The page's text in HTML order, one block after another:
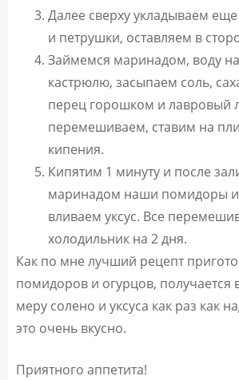
Далее сверху укладываем
и петрушки, оставляем в
Займемся маринадом, воду
кастрюлю, засыпаем соль,
перец горошком и лавровый
перемешиваем, ставим на
кипения.
Кипятим 1 минуту и после
маринадом наши помидоры и
вливаем уксус. Все
холодильник на 2 дня.
Как по мне лучший рецепт
помидоров и огурцов, получается
меру солено и уксуса как раз как
это очень вкусно.
Приятного аппетита!